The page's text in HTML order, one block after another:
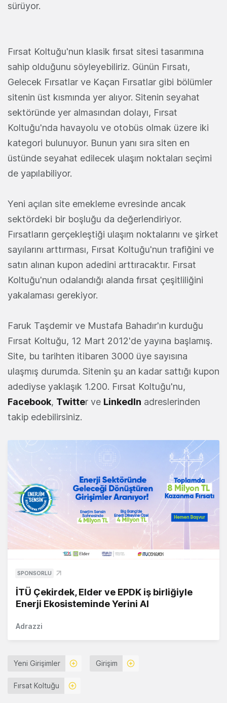
sürüyor.
Fırsat Koltuğu'nun klasik fırsat sitesi tasarımına
sahip olduğunu söyleyebiliriz. Günün Fırsatı,
Gelecek Fırsatlar ve Kaçan Fırsatlar gibi bölümler
sitenin üst kısmında yer alıyor. Sitenin seyahat
sektöründe yer almasından dolayı, Fırsat
Koltuğu'nda havayolu ve otobüs olmak üzere iki
kategori bulunuyor. Bunun yanı sıra siten en
üstünde seyahat edilecek ulaşım noktaları seçimi
de yapılabiliyor.
Yeni açılan site emekleme evresinde ancak
sektördeki bir boşluğu da değerlendiriyor.
Fırsatların gerçekleştiği ulaşım noktalarını ve şirket
sayılarını arttırması, Fırsat Koltuğu'nun trafiğini ve
satın alınan kupon adedini arttıracaktır. Fırsat
Koltuğu'nun odalandığı alanda fırsat çeşitliliğini
yakalaması gerekiyor.
Faruk Taşdemir ve Mustafa Bahadır'ın kurduğu
Fırsat Koltuğu, 12 Mart 2012'de yayına başlamış.
Site, bu tarihten itibaren 3000 üye sayısına
ulaşmış durumda. Sitenin şu an kadar sattığı kupon
adediyse yaklaşık 1.200. Fırsat Koltuğu'nu,
Facebook, Twitter ve LinkedIn adreslerinden
takip edebilirsiniz.
SPONSORLU
İTÜ Çekirdek, Elder ve EPDK iş birliğiyle
Enerji Ekosisteminde Yerini Al
Adrazzi
Yeni Girişimler Girişim
Fırsat Koltuğu